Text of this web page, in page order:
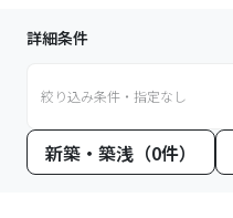
詳細条件
絞り込み条件・指定なし
新築・築浅（0件）